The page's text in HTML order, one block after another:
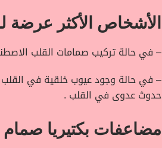
الأشخاص الأكثر عرضة
– في حالة تركيب صمامات القلب
– في حالة وجود عيوب خلقية في القلب
حدوث عدوى في القلب .
مضاعفات بكتيريا صمام